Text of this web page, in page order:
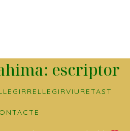
escriptor
RELLEGIRVIURETAST